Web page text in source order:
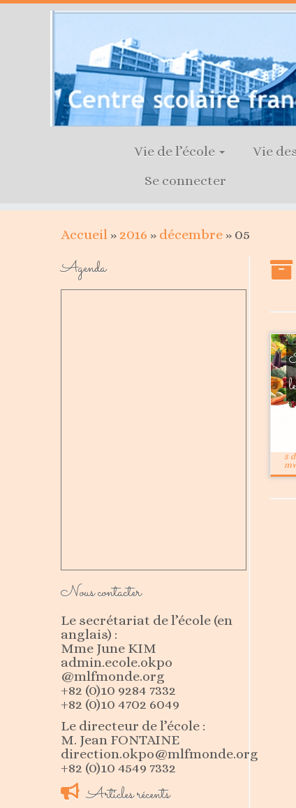
Skip
Vie de l’école Vie
Se connecter
Accueil »2016 » décembre » 05
Agenda
Nous contacter
Le secrétariat de l’école (en
anglais) :
Mme June KIM
admin.ecole.okpo
@mlfmonde.org
+82 (0)10 9284 7332
+82 (0)10 4702 6049
Le directeur de l’école :
M. Jean FONTAINE
direction.okpo@mlfmonde.org
+82 (0)10 4549 7332
Articles récents
5